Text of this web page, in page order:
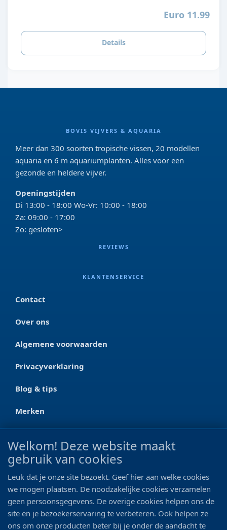
Euro 11.99
Details
BOVIS VIJVERS & AQUARIA
Meer dan 300 soorten tropische vissen, 20 modellen
aquaria en 6 m aquariumplanten. Alles voor een
gezonde en heldere vijver.
Openingstijden
Di 13:00 - 18:00 Wo-Vr: 10:00 - 18:00
Za: 09:00 - 17:00
Zo: gesloten>
REVIEWS
KLANTENSERVICE
Contact
Over ons
Algemene voorwaarden
Privacyverklaring
Blog & tips
Merken
CONTACT
Ootmarsumseweg 125a
0546 - 622 990
06 - 11 19 81 42
Welkom! Deze website maakt
gebruik van cookies
Leuk dat je onze site bezoekt. Geef hier aan welke cookies
we mogen plaatsen. De noodzakelijke cookies verzamelen
geen persoonsgegevens. De overige cookies helpen ons de
site en je bezoekerservaring te verbeteren. Ook helpen ze
ons om onze producten beter bij je onder de aandacht te